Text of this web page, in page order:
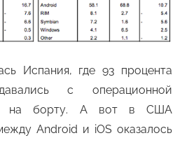
Испания, где 93 процента
с операционной
на борту. А вот в США
Android и iOS оказалось